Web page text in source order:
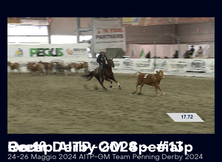
Recap AITP-GM Special Event Derby 2024 – #13p Go 1°
24-26 Maggio 2024 AITP-GM Team Penning Derby 2024